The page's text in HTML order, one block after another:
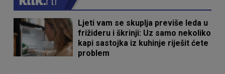
Ljeti vam se skuplja previše leda u
frižideru i škrinji: Uz samo nekoliko
kapi sastojka iz kuhinje riješit ćete
problem